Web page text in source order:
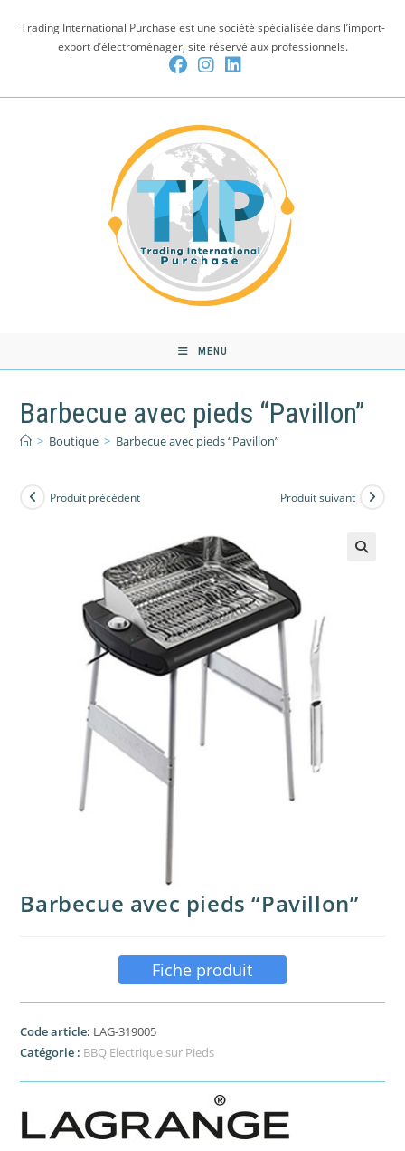
Trading International Purchase est une société spécialisée dans l’import-
export d’électroménager, site réservé aux professionnels.
MENU
Barbecue avec pieds “Pavillon”
> Boutique > Barbecue avec pieds “Pavillon”
Produit précédent Produit suivant
Barbecue avec pieds “Pavillon”
Fiche produit
Code article: LAG-319005
Catégorie : BBQ Electrique sur Pieds